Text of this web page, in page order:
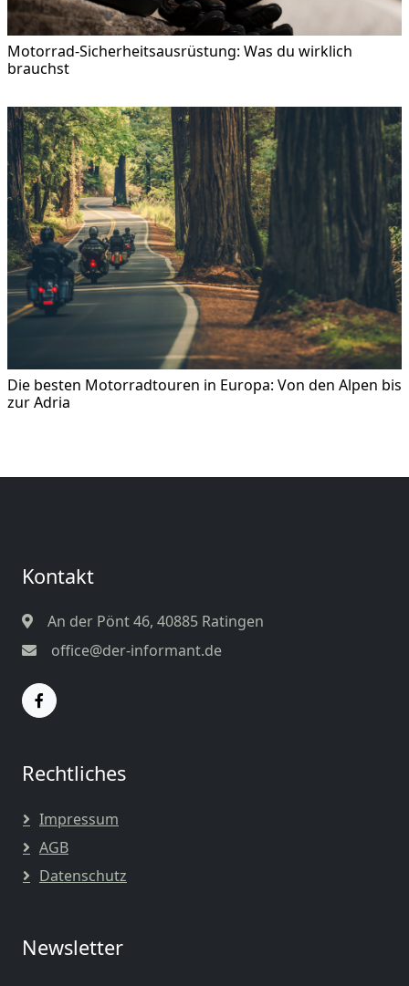
Motorrad-Sicherheitsausrüstung: Was du wirklich
brauchst
Die besten Motorradtouren in Europa: Von den Alpen bis
zur Adria
Kontakt
An der Pönt 46, 40885 Ratingen
office@der-informant.de
Rechtliches
Impressum
AGB
Datenschutz
Newsletter